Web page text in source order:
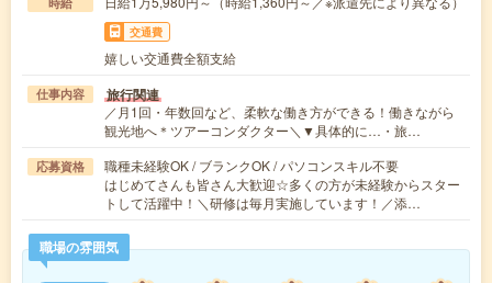
交通費
嬉しい交通費全額支給
仕事内容 旅行関連
／月1回・年数回など、柔軟な働き方ができる！働きながら
観光地へ＊ツアーコンダクター＼▼具体的に…・旅…
応募資格
職種未経験OK / ブランクOK / パソコンスキル不要
はじめてさんも皆さん大歓迎☆多くの方が未経験からスター
トして活躍中！＼研修は毎月実施しています！／添…
職場の雰囲気